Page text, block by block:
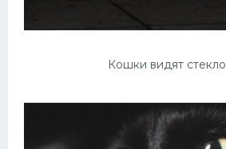
Кошки видят стекло